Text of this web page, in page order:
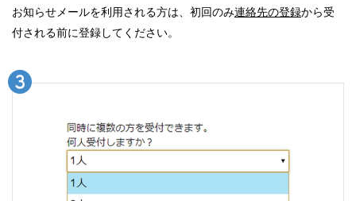
お知らせメールを利用される方は、初回のみ連絡先の登録から受
付される前に登録してください。